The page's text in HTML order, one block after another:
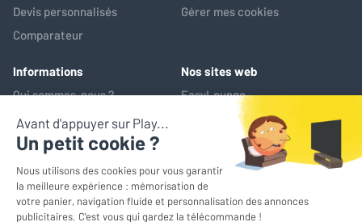
Devis personnalisés
Comparateur
Gérer mes cookies
Informations
Qui sommes-nous ?
Nos services
Service après-vente
Nos sites web
EasyLounge
*Prix de référence : ce prix correspond au prix le plus bas pratiqué
sur les 30 jours précédant l'opération promotionnelle